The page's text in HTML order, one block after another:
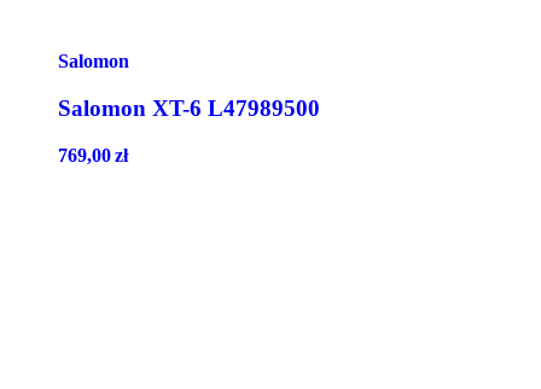
Salomon
Salomon XT-6 L47989500
769,00zł